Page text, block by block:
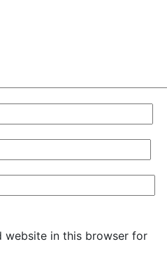
website in this browser for